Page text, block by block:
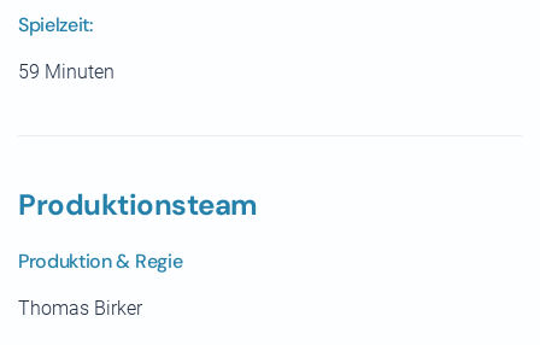
Spielzeit:
59 Minuten
Produktionsteam
Produktion & Regie
Thomas Birker